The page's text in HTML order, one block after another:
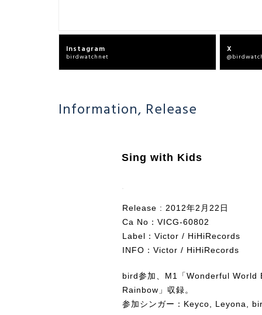
Instagram
birdwatchnet
X
Information, Release
Sing with Kids
Release : 2012年2月22日
Ca No：VICG-60802
Label： Victor / HiHiRecords
INFO： Victor / HiHiRecords
bird参加、M1「Wonderful
Rainbow」収録。
参加シンガー： Keyco Leyona ,